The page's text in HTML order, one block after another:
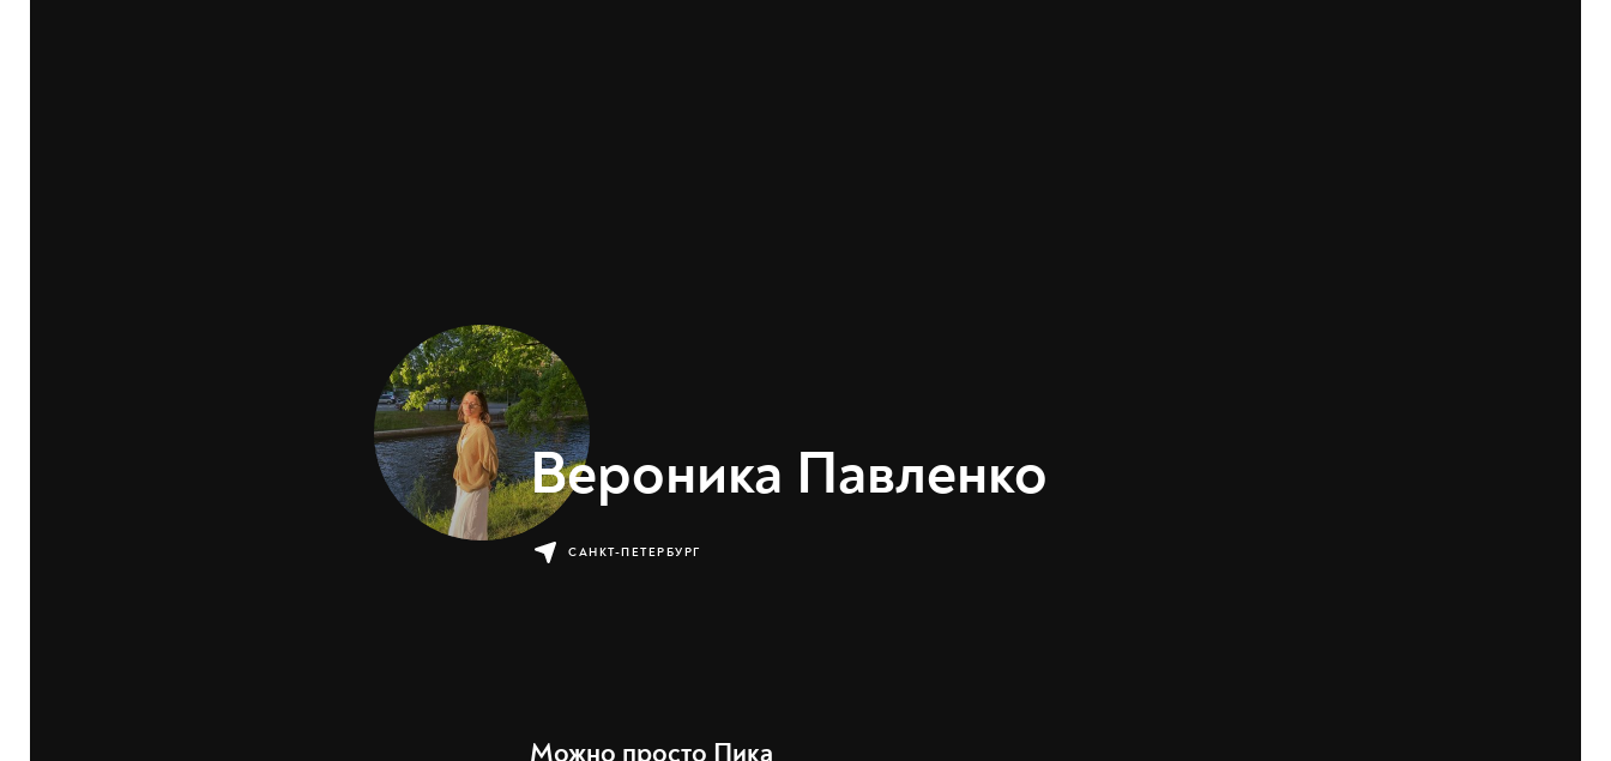
Вероника Павленко
САНКТ-ПЕТЕРБУРГ
Можно просто Пика